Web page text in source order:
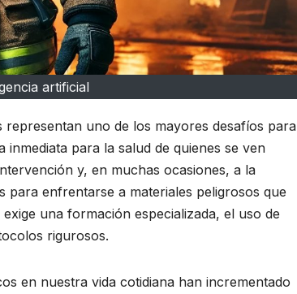
artificial
uno de los mayores desafíos para
para la salud de quienes se ven
y, en muchas ocasiones, a la
enfrentarse a materiales peligrosos que
una formación especializada, el uso de
rigurosos.
en nuestra vida cotidiana han incrementado